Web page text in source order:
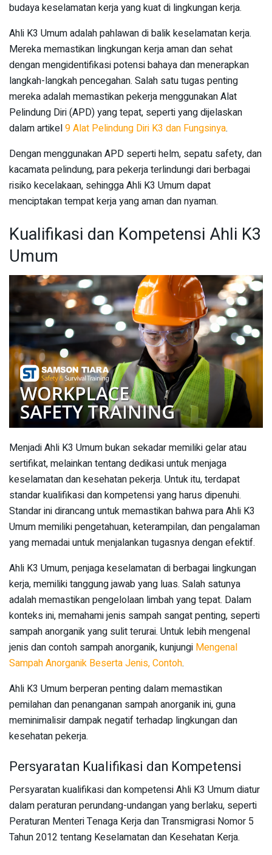
budaya keselamatan kerja yang kuat di lingkungan kerja.
Ahli K3 Umum adalah pahlawan di balik keselamatan kerja.
Mereka memastikan lingkungan kerja aman dan sehat
dengan mengidentifikasi potensi bahaya dan menerapkan
langkah-langkah pencegahan. Salah satu tugas penting
mereka adalah memastikan pekerja menggunakan Alat
Pelindung Diri (APD) yang tepat, seperti yang dijelaskan
dalam artikel9 Alat Pelindung Diri K3 dan Fungsinya.
Dengan menggunakan APD seperti helm, sepatu safety, dan
kacamata pelindung, para pekerja terlindungi dari berbagai
risiko kecelakaan, sehingga Ahli K3 Umum dapat
menciptakan tempat kerja yang aman dan nyaman.
Kualifikasi dan Kompetensi Ahli K3
Umum
Menjadi Ahli K3 Umum bukan sekadar memiliki gelar atau
sertifikat, melainkan tentang dedikasi untuk menjaga
keselamatan dan kesehatan pekerja. Untuk itu, terdapat
standar kualifikasi dan kompetensi yang harus dipenuhi.
Standar ini dirancang untuk memastikan bahwa para Ahli K3
Umum memiliki pengetahuan, keterampilan, dan pengalaman
yang memadai untuk menjalankan tugasnya dengan efektif.
Ahli K3 Umum, penjaga keselamatan di berbagai lingkungan
kerja, memiliki tanggung jawab yang luas. Salah satunya
adalah memastikan pengelolaan limbah yang tepat. Dalam
konteks ini, memahami jenis sampah sangat penting, seperti
sampah anorganik yang sulit terurai. Untuk lebih mengenal
jenis dan contoh sampah anorganik, kunjungi Mengenal
Sampah Anorganik Beserta Jenis, Contoh.
Ahli K3 Umum berperan penting dalam memastikan
pemilahan dan penanganan sampah anorganik ini, guna
meminimalisir dampak negatif terhadap lingkungan dan
kesehatan pekerja.
Persyaratan Kualifikasi dan Kompetensi
Persyaratan kualifikasi dan kompetensi Ahli K3 Umum diatur
dalam peraturan perundang-undangan yang berlaku, seperti
Peraturan Menteri Tenaga Kerja dan Transmigrasi Nomor 5
Tahun 2012 tentang Keselamatan dan Kesehatan Kerja.